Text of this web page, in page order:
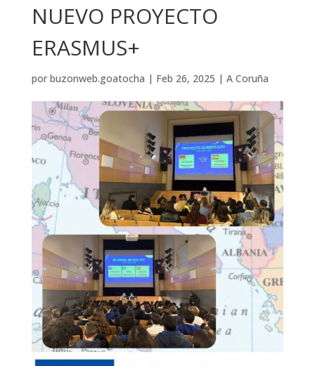
NUEVO PROYECTO
ERASMUS+
por buzonweb.goatocha | Feb 26, 2025 | A Coruña